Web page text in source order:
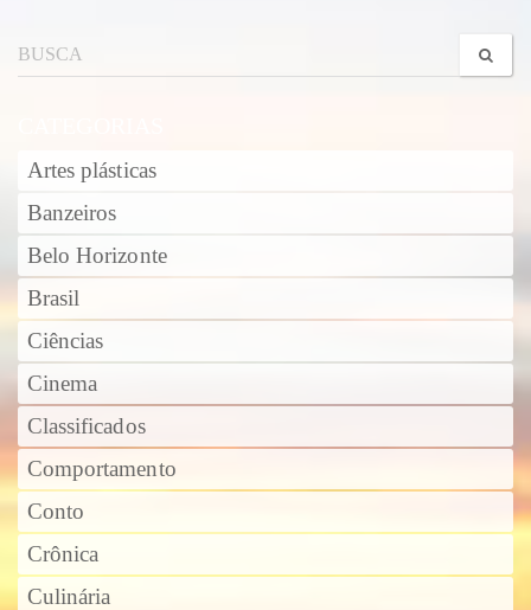
Artes plásticas
Banzeiros
Belo Horizonte
Brasil
Ciências
Cinema
Classificados
Comportamento
Conto
Crônica
Culinária